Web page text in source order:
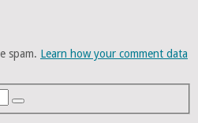
spam. Learn how your comment data